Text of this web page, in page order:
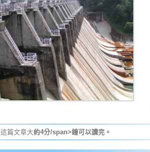
這篇文章大約4分/span>鐘可以讀完。